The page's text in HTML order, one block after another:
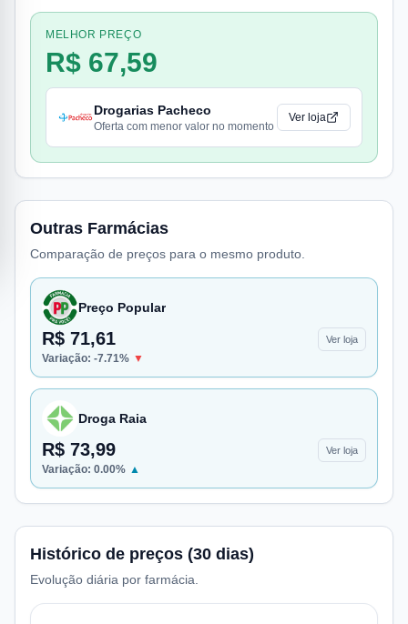
MELHOR PREÇO
R$ 67,59
Drogarias Pacheco
Oferta com menor valor no momento
Ver loja
Outras Farmácias
Comparação de preços para o mesmo produto.
Preço Popular
R$ 71,61 Ver loja
Variação: -7.71% ▼
Droga Raia
R$ 73,99 Ver loja
Variação: 0.00% ▲
Histórico de preços (30 dias)
Evolução diária por farmácia.